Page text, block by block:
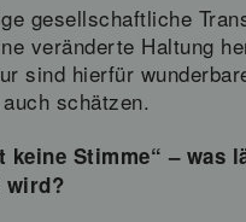
gesellschaftliche
veränderte Haltung
sind hierfür
schätzen.
keine Stimme“ –
wird?